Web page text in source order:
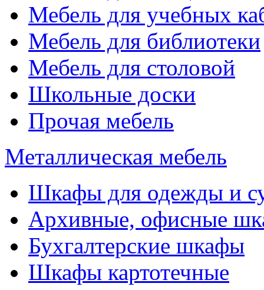
Мебель для учебных
Мебель для библиотеки
Мебель для столовой
Школьные доски
Прочая мебель
Металлическая мебель
Шкафы для одежды и
Архивные, офисные
Бухгалтерские шкафы
Шкафы картотечные